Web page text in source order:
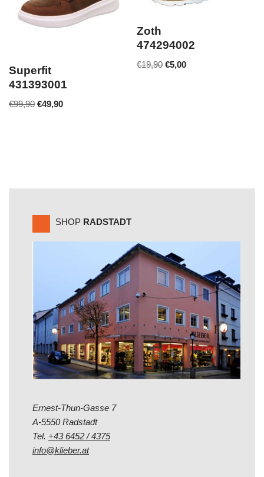
Superfit
431393001
€99,90 €49,90
Zoth
474294002
€19,90 €5,00
SHOP RADSTADT
Ernest-Thun-Gasse 7
A-5550 Radstadt
Tel. +43 6452 / 4375
info@klieber.at